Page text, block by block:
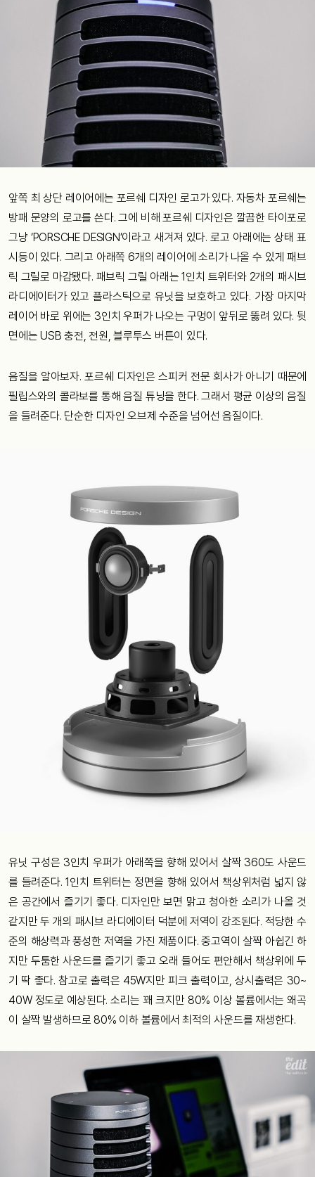
앞쪽 최 상단 레이어에는 포르쉐 디자인 로고가 있다. 자동차 포르쉐는
방패 문양의 로고를 쓴다. 그에 비해 포르쉐 디자인은 깔끔한 타이포로
그냥 ‘PORSCHE DESIGN’이라고 새겨져 있다. 로고 아래에는 상태 표
시등이 있다. 그리고 아래쪽 6개의 레이어에 소리가 나올 수 있게 패브
릭 그릴로 마감됐다. 패브릭 그릴 아래는 1인치 트위터와 2개의 패시브
라디에이터가 있고 플라스틱으로 유닛을 보호하고 있다. 가장 마지막
레이어 바로 위에는 3인치 우퍼가 나오는 구멍이 앞뒤로 뚫려 있다. 뒷
면에는 USB 충전, 전원, 블루투스 버튼이 있다.
음질을 알아보자. 포르쉐 디자인은 스피커 전문 회사가 아니기 때문에
필립스와의 콜라보를 통해 음질 튜닝을 한다. 그래서 평균 이상의 음질
을 들려준다. 단순한 디자인 오브제 수준을 넘어선 음질이다.
유닛 구성은 3인치 우퍼가 아래쪽을 향해 있어서 살짝 360도 사운드
를 들려준다. 1인치 트위터는 정면을 향해 있어서 책상위처럼 넓지 않
은 공간에서 즐기기 좋다. 디자인만 보면 맑고 청아한 소리가 나올 것
같지만 두 개의 패시브 라디에이터 덕분에 저역이 강조된다. 적당한 수
준의 해상력과 풍성한 저역을 가진 제품이다. 중고역이 살짝 아쉽긴 하
지만 두툼한 사운드를 즐기기 좋고 오래 들어도 편안해서 책상위에 두
기 딱 좋다. 참고로 출력은 45W지만 피크 출력이고, 상시출력은 30~
40W 정도로 예상된다. 소리는 꽤 크지만 80% 이상 볼륨에서는 왜곡
이 살짝 발생하므로 80% 이하 볼륨에서 최적의 사운드를 재생한다.